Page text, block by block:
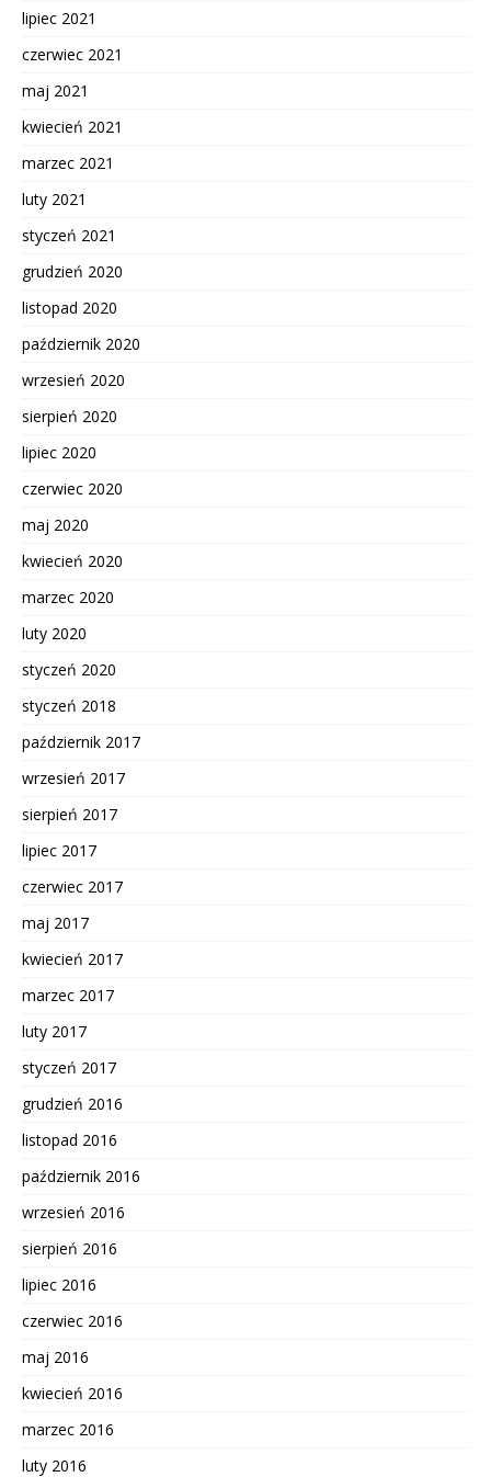
lipiec 2021
czerwiec 2021
maj 2021
kwiecień 2021
marzec 2021
luty 2021
styczeń 2021
grudzień 2020
listopad 2020
październik 2020
wrzesień 2020
sierpień 2020
lipiec 2020
czerwiec 2020
maj 2020
kwiecień 2020
marzec 2020
luty 2020
styczeń 2020
styczeń 2018
październik 2017
wrzesień 2017
sierpień 2017
lipiec 2017
czerwiec 2017
maj 2017
kwiecień 2017
marzec 2017
luty 2017
styczeń 2017
grudzień 2016
listopad 2016
październik 2016
wrzesień 2016
sierpień 2016
lipiec 2016
czerwiec 2016
maj 2016
kwiecień 2016
marzec 2016
luty 2016